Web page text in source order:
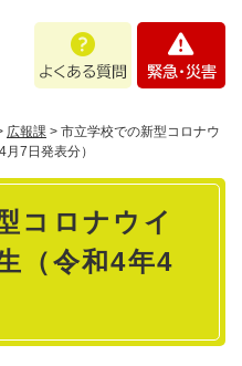
あ
問
・
広報課 > 市立学校での新型コロナウ
7日発表分）
コロナウイ
（令和4年4